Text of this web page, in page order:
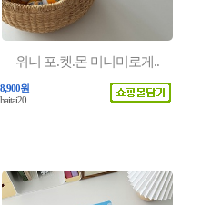
위니 포.켓.몬 미니미로게..
8,900원
haitai20